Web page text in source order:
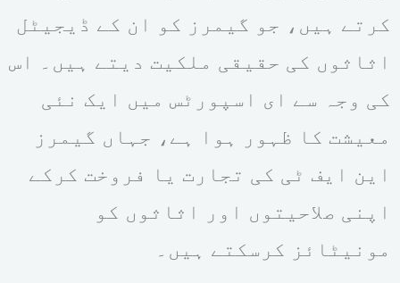
کرتے ہیں، جو گیمرز کو ان کے ڈیجیٹل
اثاثوں کی حقیقی ملکیت دیتے ہیں۔ اس
کی وجہ سے ای اسپورٹس میں ایک نئی
معیشت کا ظہور ہوا ہے، جہاں گیمرز
این ایف ٹی کی تجارت یا فروخت کرکے
اپنی صلاحیتوں اور اثاثوں کو
مونیٹائز کرسکتے ہیں۔